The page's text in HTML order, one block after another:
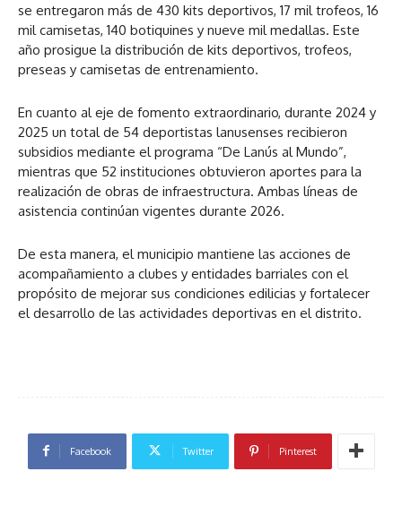
se entregaron más de 430 kits deportivos, 17 mil trofeos, 16
mil camisetas, 140 botiquines y nueve mil medallas. Este
año prosigue la distribución de kits deportivos, trofeos,
preseas y camisetas de entrenamiento.
En cuanto al eje de fomento extraordinario, durante 2024 y
2025 un total de 54 deportistas lanusenses recibieron
subsidios mediante el programa “De Lanús al Mundo”,
mientras que 52 instituciones obtuvieron aportes para la
realización de obras de infraestructura. Ambas líneas de
asistencia continúan vigentes durante 2026.
De esta manera, el municipio mantiene las acciones de
acompañamiento a clubes y entidades barriales con el
propósito de mejorar sus condiciones edilicias y fortalecer
el desarrollo de las actividades deportivas en el distrito.
Facebook Twitter Pinterest